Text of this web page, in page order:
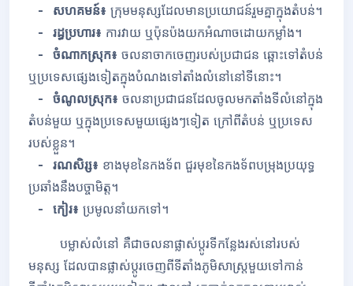
- សហគមន៍៖ ក្រុមមនុស្សដែលមានប្រយោជន៍រួមគ្នាក្នុងតំបន់។
- រដ្ធប្រហារ៖ ការវាយ ឬប៉ុនប៉ងយកអំណាចដោយកម្លាំង។
- ចំណាកស្រុក៖ ចលនាចាកចេញរបស់ប្រជាជន ឆ្ពោះទៅតំបន់
ឬប្រទេសផ្សេងទៀតក្នុងបំណងទៅតាំងលំនៅនៅទីនោះ។
- ចំណូលស្រុក៖ ចលនាប្រជាជនដែលចូលមកតាំងទីលំនៅក្នុង
តំបន់មួយ ឬក្នុងប្រទេសមួយផ្សេងៗទៀត​ ក្រៅពីតំបន់ ឬប្រទេស
របស់ខ្លួន។
- រណសិរ្ស៖ ខាងមុខនៃកងទ័ព ជួរមុខនៃកងទ័ពបម្រុងប្រយុទ្ធ
ប្រឆាំងនឹងបច្ចាមិត្ត។​
- កៀរ៖ ប្រមូលនាំយកទៅ។
បម្លាស់លំនៅ គឺជាចលនាផ្លាស់ប្តូរទីកន្លែងរស់នៅរបស់
មនុស្ស ដែលបានផ្លាស់ប្តូរចេញពីទីតាំងភូមិសាស្រ្តមួយទៅកាន់